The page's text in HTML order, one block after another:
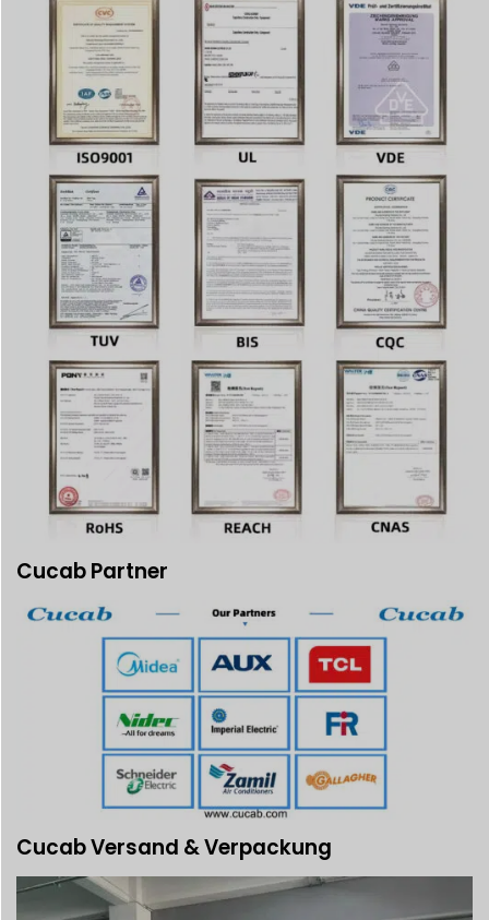
Cucab Partner
Cucab Versand & Verpackung